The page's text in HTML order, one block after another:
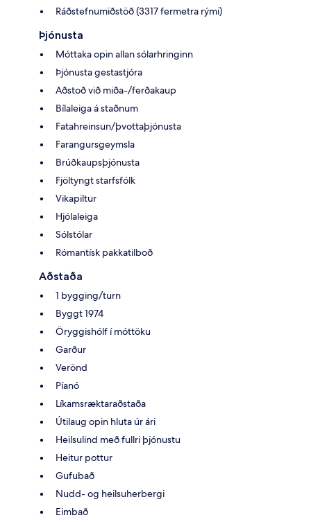
Ráðstefnumiðstöð (3317 fermetra rými)
Þjónusta
Móttaka opin allan sólarhringinn
Þjónusta gestastjóra
Aðstoð við miða-/ferðakaup
Bílaleiga á staðnum
Fatahreinsun/þvottaþjónusta
Farangursgeymsla
Brúðkaupsþjónusta
Fjöltyngt starfsfólk
Vikapiltur
Hjólaleiga
Sólstólar
Rómantísk pakkatilboð
Aðstaða
1 bygging/turn
Byggt 1974
Öryggishólf í móttöku
Garður
Verönd
Píanó
Líkamsræktaraðstaða
Útilaug opin hluta úr ári
Heilsulind með fullri þjónustu
Heitur pottur
Gufubað
Nudd- og heilsuherbergi
Eimbað